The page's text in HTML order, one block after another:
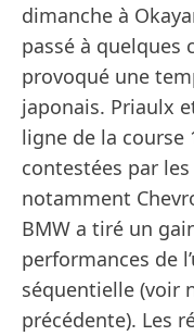
dimanche à
passé à quelques
provoqué une
japonais. Priaulx
ligne de la course
contestées par
notamment
BMW a tiré un
performances de
séquentielle (voir
précédente). Les